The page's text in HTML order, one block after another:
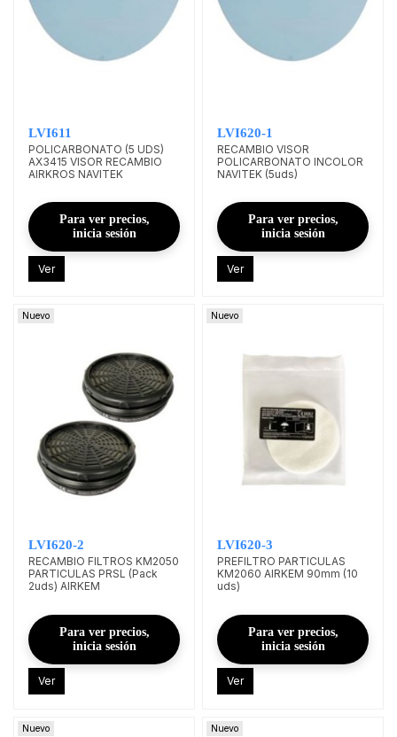
LVI611
POLICARBONATO (5 UDS)
AX3415 VISOR RECAMBIO
AIRKROS NAVITEK
Para ver precios,
inicia sesión
Ver
LVI620-1
RECAMBIO VISOR
POLICARBONATO INCOLOR
NAVITEK (5uds)
Para ver precios,
inicia sesión
Ver
Nuevo
LVI620-2
RECAMBIO FILTROS KM2050
PARTICULAS PRSL (Pack
2uds) AIRKEM
Para ver precios,
inicia sesión
Ver
Nuevo
LVI620-3
PREFILTRO PARTICULAS
KM2060 AIRKEM 90mm (10
uds)
Para ver precios,
inicia sesión
Ver
Nuevo Nuevo